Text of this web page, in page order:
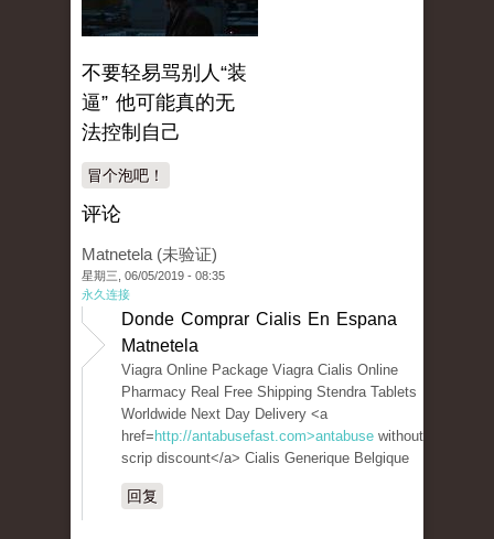
不要轻易骂别人“装
逼” 他可能真的无
法控制自己
冒个泡吧！
评论
Matnetela (未验证)
星期三, 06/05/2019 - 08:35
永久连接
Donde Comprar Cialis En Espana
Matnetela
Viagra Online Package Viagra Cialis Online
Pharmacy Real Free Shipping Stendra Tablets
Worldwide Next Day Delivery <a
href= http://antabusefast.com>antabuse without
scrip discount</a> Cialis Generique Belgique
回复